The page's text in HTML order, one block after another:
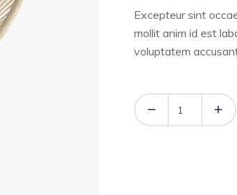
Excepteur sint
mollit anim id est
voluptatem